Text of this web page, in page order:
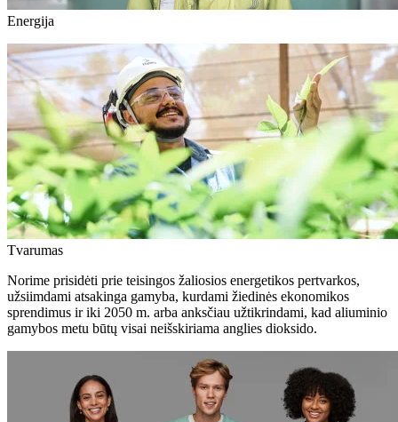
Energija
Tvarumas
Norime prisidėti prie teisingos žaliosios energetikos pertvarkos,
užsiimdami atsakinga gamyba, kurdami žiedinės ekonomikos
sprendimus ir iki 2050 m. arba anksčiau užtikrindami, kad aliuminio
gamybos metu būtų visai neišskiriama anglies dioksido.